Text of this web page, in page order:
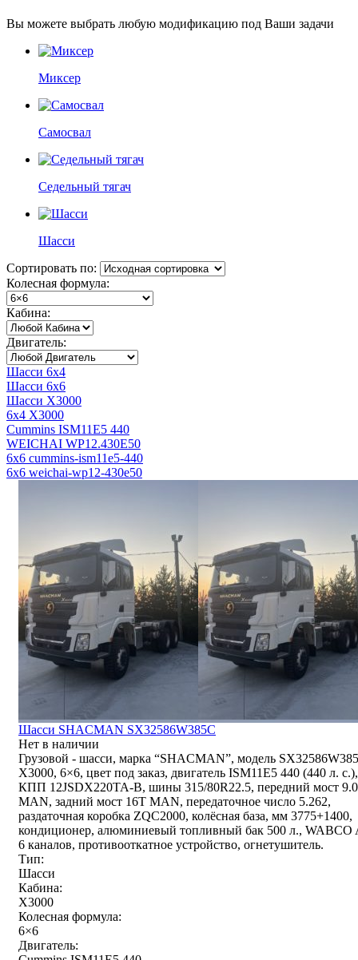
Вы можете выбрать любую модификацию под Ваши задачи
Миксер
Самосвал
Седельный тягач
Шасси
Сортировать по:
Колесная формула:
Кабина:
Двигатель:
Шасси 6x4
Шасси 6x6
Шасси X3000
6x4 X3000
Cummins ISM11E5 440
WEICHAI WP12.430E50
6x6 cummins-ism11e5-440
6x6 weichai-wp12-430e50
Шасси SHACMAN SX32586W385С
Нет в наличии
Грузовой - шасси, марка “SHACMAN”, модель
X3000, 6×6, цвет под заказ, двигатель ISM11E5 440 (440 л. с.),
КПП 12JSDX220TA-B, шины 315/80R22.5, передний мост
MAN, задний мост 16T MAN, передаточное число 5.262,
раздаточная коробка ZQC2000, колёсная база, мм 3775+1400,
кондиционер, алюминиевый топливный бак 500 л., WABCO
6 каналов, противооткатное устройство, огнетушитель.
Тип:
Шасси
Кабина:
X3000
Колесная формула:
6×6
Двигатель: